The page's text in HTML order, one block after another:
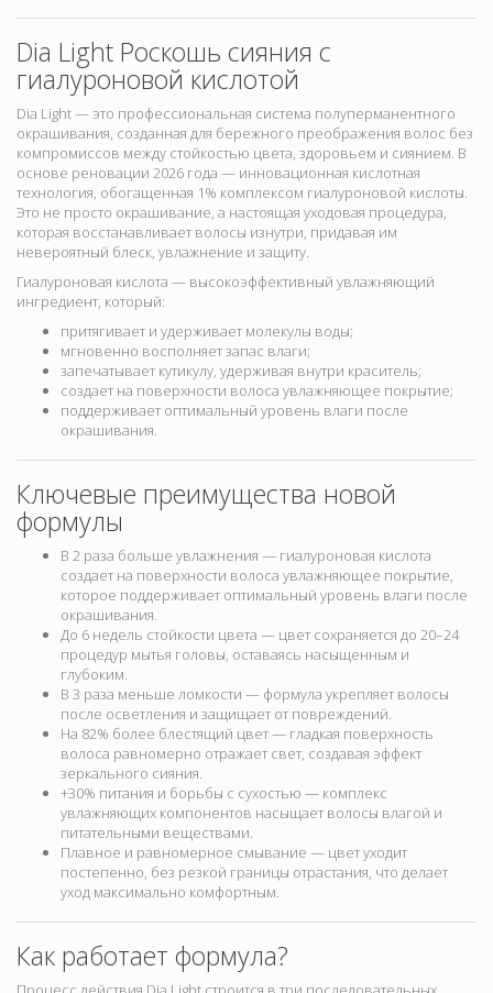
Dia Light Роскошь сияния с
гиалуроновой кислотой
Dia Light — это профессиональная система полуперманентного
окрашивания, созданная для бережного преображения волос без
компромиссов между стойкостью цвета, здоровьем и сиянием. В
основе реновации 2026 года — инновационная кислотная
технология, обогащенная 1% комплексом гиалуроновой кислоты.
Это не просто окрашивание, а настоящая уходовая процедура,
которая восстанавливает волосы изнутри, придавая им
невероятный блеск, увлажнение и защиту.
Гиалуроновая кислота — высокоэффективный увлажняющий
ингредиент, который:
притягивает и удерживает молекулы воды;
мгновенно восполняет запас влаги;
запечатывает кутикулу, удерживая внутри краситель;
создает на поверхности волоса увлажняющее покрытие;
поддерживает оптимальный уровень влаги после
окрашивания.
Ключевые преимущества новой
формулы
В 2 раза больше увлажнения — гиалуроновая кислота
создает на поверхности волоса увлажняющее покрытие,
которое поддерживает оптимальный уровень влаги после
окрашивания.
До 6 недель стойкости цвета — цвет сохраняется до 20–24
процедур мытья головы, оставаясь насыщенным и
глубоким.
В 3 раза меньше ломкости — формула укрепляет волосы
после осветления и защищает от повреждений.
На 82% более блестящий цвет — гладкая поверхность
волоса равномерно отражает свет, создавая эффект
зеркального сияния.
+30% питания и борьбы с сухостью — комплекс
увлажняющих компонентов насыщает волосы влагой и
питательными веществами.
Плавное и равномерное смывание — цвет уходит
постепенно, без резкой границы отрастания, что делает
уход максимально комфортным.
Как работает формула?